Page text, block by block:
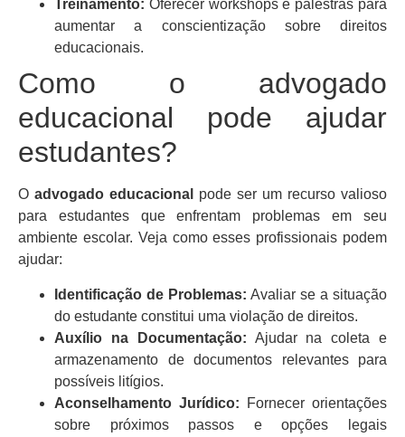
Treinamento: Oferecer workshops e palestras para
aumentar a conscientização sobre direitos
educacionais.
Como o advogado
educacional pode ajudar
estudantes?
O advogado educacional
pode ser um recurso valioso
para estudantes que enfrentam problemas em seu
ambiente escolar. Veja como esses profissionais podem
ajudar:
Identificação de Problemas: Avaliar se a situação
do estudante constitui uma violação de direitos.
Auxílio na Documentação: Ajudar na coleta e
armazenamento de documentos relevantes para
possíveis litígios.
Aconselhamento Jurídico: Fornecer orientações
sobre próximos passos e opções legais